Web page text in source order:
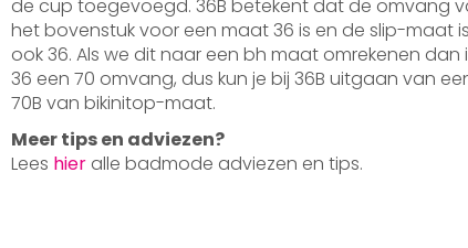
de cup toegevoegd. 36B betekent dat de omvang
het bovenstuk voor een maat 36 is en de slip-maat is
ook 36. Als we dit naar een bh maat omrekenen dan
36 een 70 omvang, dus kun je bij 36B uitgaan van
70B van bikinitop-maat.
Meer tips en adviezen?
Lees hier alle badmode adviezen en tips.